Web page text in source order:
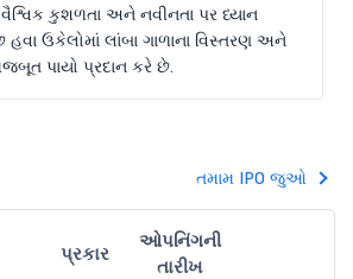
વૈશ્વિક કુશળતા અને નવીનતા પર ધ્યાન
હવા ઉકેલોમાં લાંબા ગાળાના વિસ્તરણ અને
પાયો પ્રદાન કરે છે.
તમામ IPO જુઓ
પ્રકાર
ઓપનિંગની
તારીખ